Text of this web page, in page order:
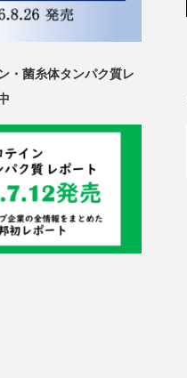
・菌糸体タンパク質レ